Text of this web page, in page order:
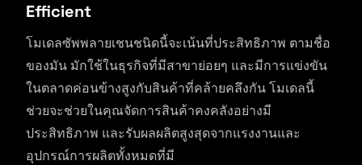
Efficient
โมเดลซัพพลายเชนชนิดนี้จะเน้นที่ประสิทธิภาพ ตามชื่อ
ของมัน มักใช้ในธุรกิจที่มีสาขาย่อยๆ และมีการแข่งขัน
ในตลาดค่อนข้างสูงกับสินค้าที่คล้ายคลึงกัน โมเดลนี้
ช่วยจะช่วยในคุณจัดการสินค้าคงคลังอย่างมี
ประสิทธิภาพ และรับผลผลิตสูงสุดจากแรงงานและ
อุปกรณ์การผลิตทั้งหมดที่มี